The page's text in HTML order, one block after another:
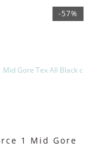
-57%
1 Mid Gore